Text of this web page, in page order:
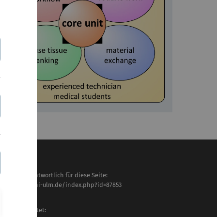
verantwortlich für diese Seite:
www.uni-ulm.de/index.php?id=87853
bearbeitet: